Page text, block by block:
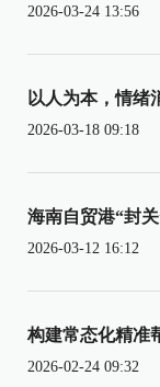
2026-03-24 13:56
以人为本，情绪
2026-03-18 09:18
海南自贸港“封
2026-03-12 16:12
构建常态化精准
2026-02-24 09:32